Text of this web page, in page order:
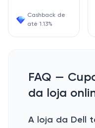
Cashback de
até 1.13%
FAQ —
da loja
A loja da Dell